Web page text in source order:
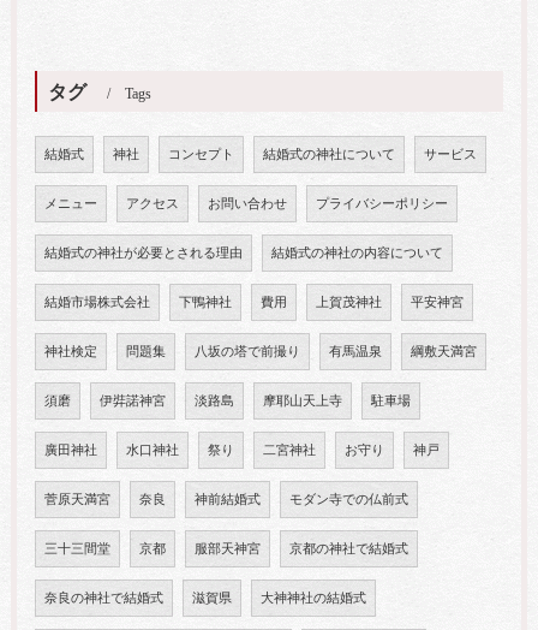
タグ Tags
結婚式 神社 コンセプト 結婚式の神社について サービス
メニュー アクセス お問い合わせ プライバシーポリシー
結婚式の神社が必要とされる理由 結婚式の神社の内容について
結婚市場株式会社 下鴨神社 費用 上賀茂神社 平安神宮
神社検定 問題集 八坂の塔で前撮り 有馬温泉 綱敷天満宮
須磨 伊弉諾神宮 淡路島 摩耶山天上寺 駐車場
廣田神社 水口神社 祭り 二宮神社 お守り 神戸
菅原天満宮 奈良 神前結婚式 モダン寺での仏前式
三十三間堂 京都 服部天神宮 京都の神社で結婚式
奈良の神社で結婚式 滋賀県 大神神社の結婚式